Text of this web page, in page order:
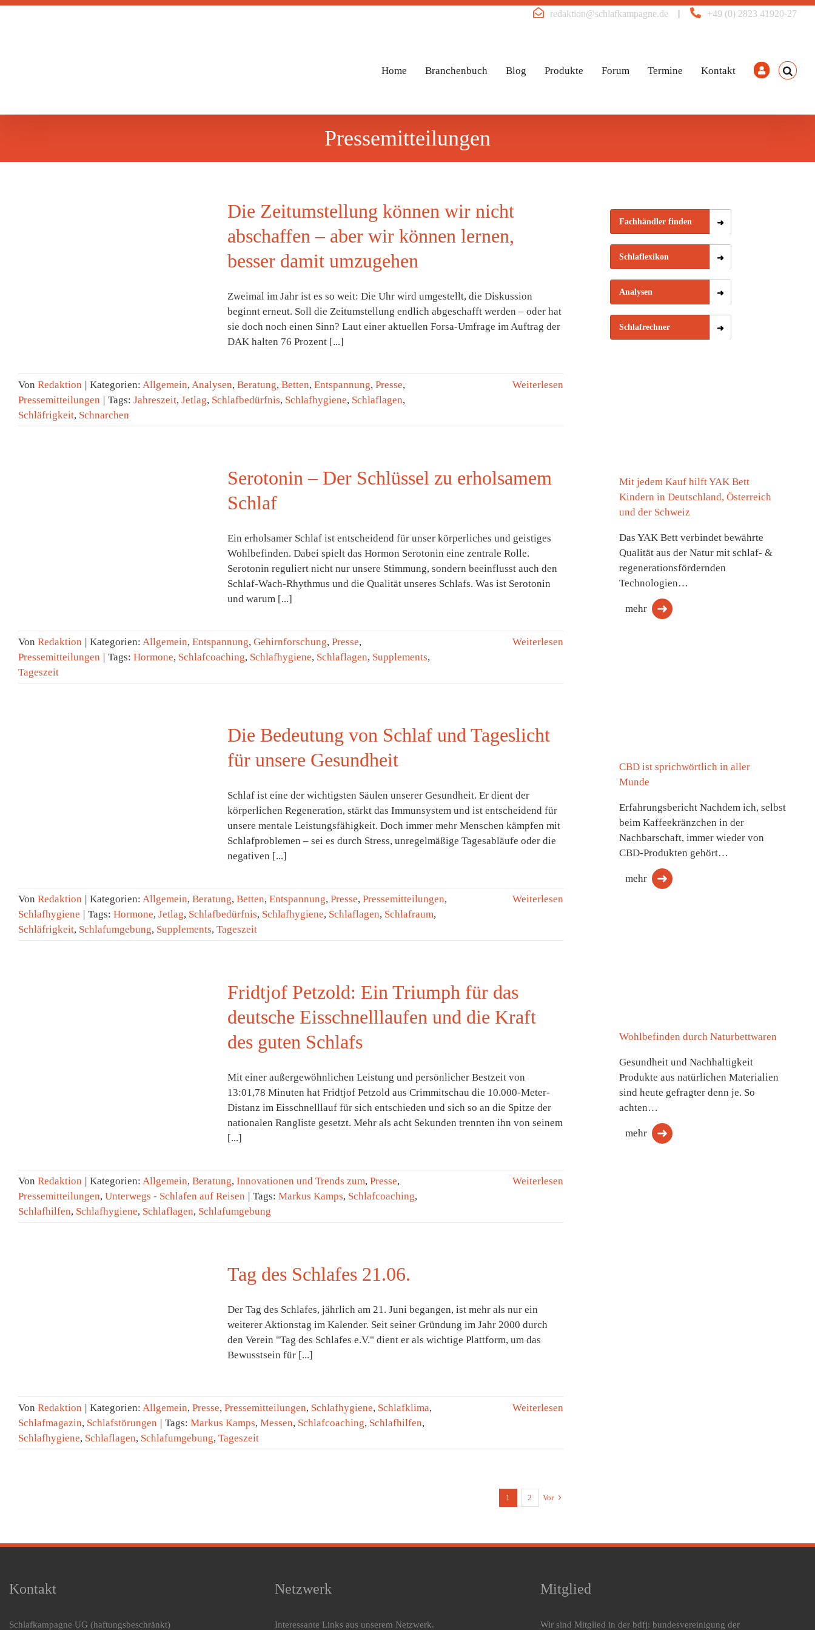
Zum
+49 (0) 2823 41920-27
|
redaktion@schlafkampagne.de
Home Branchenbuch Blog Produkte Forum Termine Kontakt
Pressemitteilungen
Die Zeitumstellung können wir nicht
abschaffen – aber wir können lernen,
besser damit umzugehen
Zweimal im Jahr ist es so weit: Die Uhr wird umgestellt, die Diskussion
beginnt erneut. Soll die Zeitumstellung endlich abgeschafft werden – oder hat
sie doch noch einen Sinn? Laut einer aktuellen Forsa-Umfrage im Auftrag der
DAK halten 76 Prozent [...]
Von Redaktion | Kategorien: Allgemein,Analysen, Beratung, Betten, Entspannung, Presse,
Pressemitteilungen | Tags: Jahreszeit, Jetlag, Schlafbedürfnis, Schlafhygiene, Schlaflagen,
Schläfrigkeit, Schnarchen
Weiterlesen
Serotonin – Der Schlüssel zu erholsamem
Schlaf
Ein erholsamer Schlaf ist entscheidend für unser körperliches und geistiges
Wohlbefinden. Dabei spielt das Hormon Serotonin eine zentrale Rolle.
Serotonin reguliert nicht nur unsere Stimmung, sondern beeinflusst auch den
Schlaf-Wach-Rhythmus und die Qualität unseres Schlafs. Was ist Serotonin
und warum [...]
Von Redaktion | Kategorien: Allgemein, Entspannung, Gehirnforschung, Presse,
Pressemitteilungen | Tags: Hormone, Schlafcoaching, Schlafhygiene, Schlaflagen, Supplements,
Tageszeit
Weiterlesen
Die Bedeutung von Schlaf und Tageslicht
für unsere Gesundheit
Schlaf ist eine der wichtigsten Säulen unserer Gesundheit. Er dient der
körperlichen Regeneration, stärkt das Immunsystem und ist entscheidend für
unsere mentale Leistungsfähigkeit. Doch immer mehr Menschen kämpfen mit
Schlafproblemen – sei es durch Stress, unregelmäßige Tagesabläufe oder die
negativen [...]
Von Redaktion | Kategorien: Allgemein, Beratung, Betten, Entspannung, Presse, Pressemitteilungen,
Schlafhygiene | Tags: Hormone, Jetlag, Schlafbedürfnis, Schlafhygiene, Schlaflagen, Schlafraum,
Schläfrigkeit, Schlafumgebung, Supplements, Tageszeit
Weiterlesen
Fridtjof Petzold: Ein Triumph für das
deutsche Eisschnelllaufen und die Kraft
des guten Schlafs
Mit einer außergewöhnlichen Leistung und persönlicher Bestzeit von
13:01,78 Minuten hat Fridtjof Petzold aus Crimmitschau die 10.000-Meter-
Distanz im Eisschnelllauf für sich entschieden und sich so an die Spitze der
nationalen Rangliste gesetzt. Mehr als acht Sekunden trennten ihn von seinem
[...]
Von Redaktion | Kategorien: Allgemein, Beratung, Innovationen und Trends zum, Presse,
Pressemitteilungen, Unterwegs - Schlafen auf Reisen | Tags: Markus Kamps, Schlafcoaching,
Schlafhilfen, Schlafhygiene, Schlaflagen, Schlafumgebung
Weiterlesen
Tag des Schlafes 21.06.
Der Tag des Schlafes, jährlich am 21. Juni begangen, ist mehr als nur ein
weiterer Aktionstag im Kalender. Seit seiner Gründung im Jahr 2000 durch
den Verein "Tag des Schlafes e.V." dient er als wichtige Plattform, um das
Bewusstsein für [...]
Von Redaktion | Kategorien: Allgemein, Presse, Pressemitteilungen, Schlafhygiene, Schlafklima,
Schlafmagazin, Schlafstörungen | Tags: Markus Kamps, Messen, Schlafcoaching, Schlafhilfen,
Schlafhygiene, Schlaflagen, Schlafumgebung, Tageszeit
Weiterlesen
1 2 Vor
Fachhändler finden
Schlaflexikon
Analysen
Schlafrechner
Mit jedem Kauf hilft YAK Bett
Kindern in Deutschland, Österreich
und der Schweiz
Das YAK Bett verbindet bewährte
Qualität aus der Natur mit schlaf- &
regenerationsfördernden
Technologien…
mehr
CBD ist sprichwörtlich in aller
Munde
Erfahrungsbericht Nachdem ich, selbst
beim Kaffeekränzchen in der
Nachbarschaft, immer wieder von
CBD-Produkten gehört…
mehr
Wohlbefinden durch Naturbettwaren
Gesundheit und Nachhaltigkeit
Produkte aus natürlichen Materialien
sind heute gefragter denn je. So
achten…
mehr
Kontakt
Schlafkampagne UG (haftungsbeschränkt)
Netzwerk
Interessante Links aus unserem Netzwerk.
Mitglied
Wir sind Mitglied in der bdfj: bundesvereinigung der